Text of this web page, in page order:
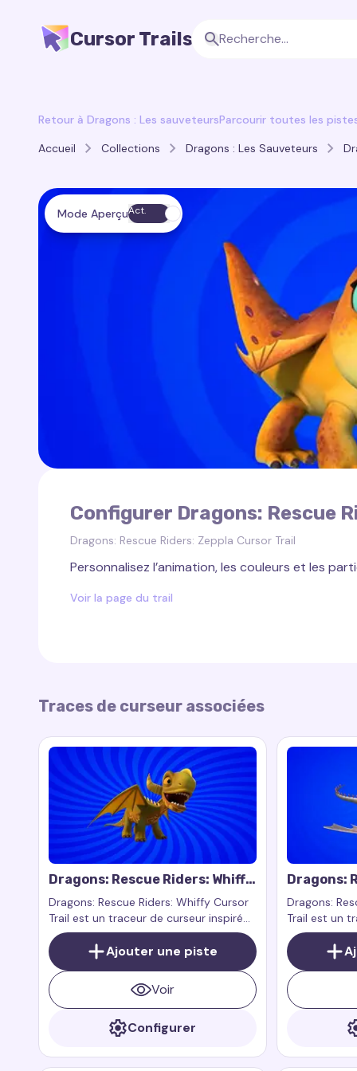
Cursor Trails
Retour à Dragons : Les sauveteursParcourir toutes les
Accueil
Collections Dragons : Les Sauveteurs
Configurer Dragons: Rescue
Dragons: Rescue Riders: Zeppla Cursor Trail
Personnalisez l’animation, les couleurs et les
Voir la page du trail
Mode AperçuAct.
Traces de curseur associées
Dragons: Rescue Riders: Whiffy
Cursor Trail
Dragons: Rescue Riders: Whiffy Cursor
Trail est un traceur de curseur inspiré
par le personnage Whiffy de la série
animée Dragons: Rescue Riders
Ajouter une piste
Voir
Configurer
Dragons:
Cursor
Dragons:
Trail est un
par le
animée